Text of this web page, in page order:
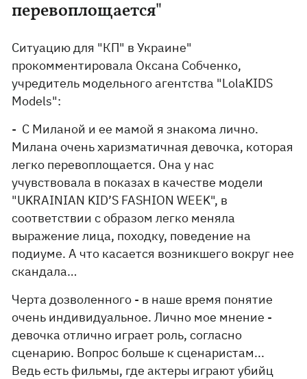
перевоплощается"
Ситуацию для "КП" в Украине"
прокомментировала Оксана Собченко,
учредитель модельного агентства "LolaKIDS
Models":
- С Миланой и ее мамой я знакома лично.
Милана очень харизматичная девочка, которая
легко перевоплощается. Она у нас
учувствовала в показах в качестве модели
"UKRAINIAN KID’S FASHION WEEK", в
соответствии с образом легко меняла
выражение лица, походку, поведение на
подиуме. А что касается возникшего вокруг нее
скандала…
Черта дозволенного - в наше время понятие
очень индивидуальное. Лично мое мнение -
девочка отлично играет роль, согласно
сценарию. Вопрос больше к сценаристам...
Ведь есть фильмы, где актеры играют убийц